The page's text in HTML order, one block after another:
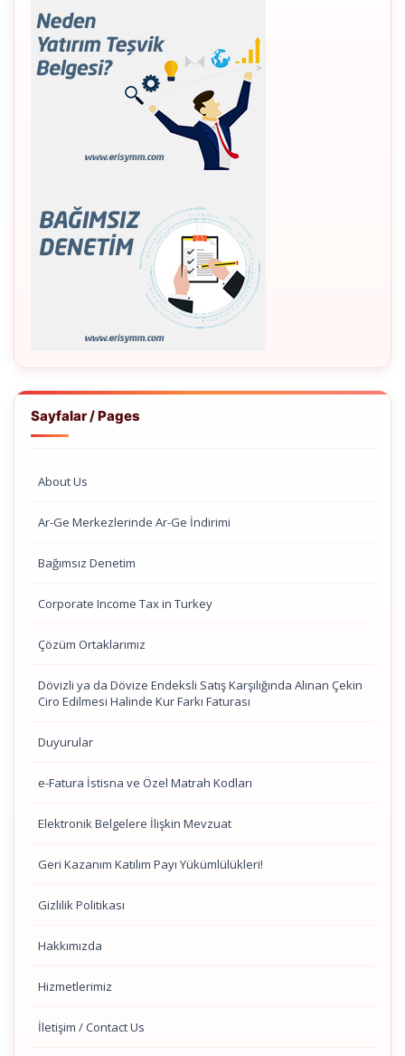
Sayfalar / Pages
About Us
Ar-Ge Merkezlerinde Ar-Ge İndirimi
Bağımsız Denetim
Corporate Income Tax in Turkey
Çözüm Ortaklarımız
Dövizli ya da Dövize Endeksli Satış Karşılığında Alınan Çekin
Ciro Edilmesi Halinde Kur Farkı Faturası
Duyurular
e-Fatura İstisna ve Özel Matrah Kodları
Elektronik Belgelere İlişkin Mevzuat
Geri Kazanım Katılım Payı Yükümlülükleri!
Gizlilik Politikası
Hakkımızda
Hizmetlerimiz
İletişim / Contact Us